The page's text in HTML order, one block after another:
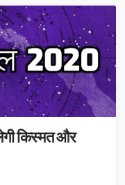
किस्मत और